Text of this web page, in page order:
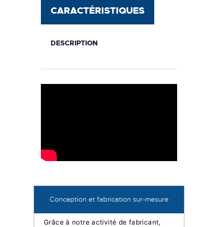
CARACTÉRISTIQUES
DESCRIPTION
Conception et fabrication sur-mesure
Grâce à notre activité de fabricant,